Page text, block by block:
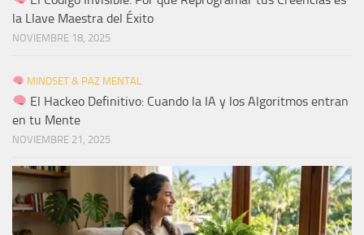
la Llave Maestra del Éxito
NOVIEMBRE 18, 2025
MINDSET & PAZ MENTAL
El Hackeo Definitivo: Cuando la IA y los Algoritmos entran
en tu Mente
NOVIEMBRE 21, 2025